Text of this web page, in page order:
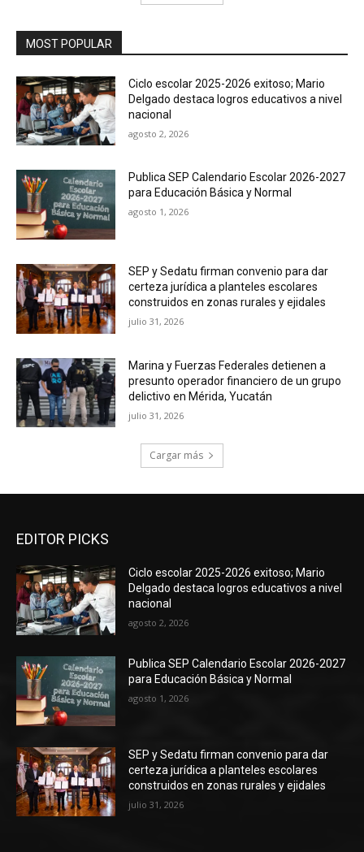
MOST POPULAR
Ciclo escolar 2025-2026 exitoso; Mario
Delgado destaca logros educativos a nivel
nacional
agosto 2, 2026
Publica SEP Calendario Escolar 2026-2027
para Educación Básica y Normal
agosto 1, 2026
SEP y Sedatu firman convenio para dar
certeza jurídica a planteles escolares
construidos en zonas rurales y ejidales
julio 31, 2026
Marina y Fuerzas Federales detienen a
presunto operador financiero de un grupo
delictivo en Mérida, Yucatán
julio 31, 2026
Cargar más
EDITOR PICKS
Ciclo escolar 2025-2026 exitoso; Mario
Delgado destaca logros educativos a nivel
nacional
agosto 2, 2026
Publica SEP Calendario Escolar 2026-2027
para Educación Básica y Normal
agosto 1, 2026
SEP y Sedatu firman convenio para dar
certeza jurídica a planteles escolares
construidos en zonas rurales y ejidales
julio 31, 2026